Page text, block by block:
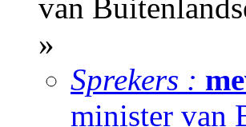
van
»
Sprekers :
minister van